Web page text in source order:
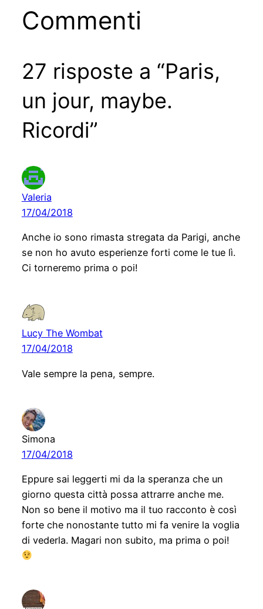
Commenti
27 risposte a “Paris,
un jour, maybe.
Ricordi”
Valeria
17/04/2018
Anche io sono rimasta stregata da Parigi, anche
se non ho avuto esperienze forti come le tue lì.
Ci torneremo prima o poi!
Lucy The Wombat
17/04/2018
Vale sempre la pena, sempre.
Simona
17/04/2018
Eppure sai leggerti mi da la speranza che un
giorno questa città possa attrarre anche me.
Non so bene il motivo ma il tuo racconto è così
forte che nonostante tutto mi fa venire la voglia
di vederla. Magari non subito, ma prima o poi!